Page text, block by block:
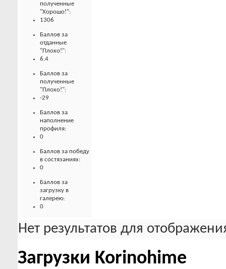
полученные
"Хорошо!":
1306
Баллов за
отданные
"Плохо!":
6.4
Баллов за
полученные
"Плохо!":
-29
Баллов за
наполнение
профиля:
0
Баллов за победу
в состязаниях:
0
Баллов за
загрузку в
галерею:
0
Нет результатов для
Загрузки Korinohime